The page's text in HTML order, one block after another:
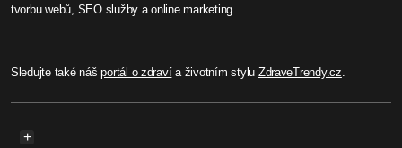
tvorbu webů, SEO služby a online marketing.
Sledujte také nášportál o zdravía životním stylu ZdraveTrendy.cz.
+